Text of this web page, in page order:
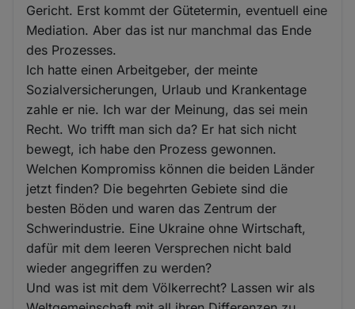
Gericht. Erst kommt der Gütetermin, eventuell eine
Mediation. Aber das ist nur manchmal das Ende
des Prozesses.
Ich hatte einen Arbeitgeber, der meinte
Sozialversicherungen, Urlaub und Krankentage
zahle er nie. Ich war der Meinung, das sei mein
Recht. Wo trifft man sich da? Er hat sich nicht
bewegt, ich habe den Prozess gewonnen.
Welchen Kompromiss können die beiden Länder
jetzt finden? Die begehrten Gebiete sind die
besten Böden und waren das Zentrum der
Schwerindustrie. Eine Ukraine ohne Wirtschaft,
dafür mit dem leeren Versprechen nicht bald
wieder angegriffen zu werden?
Und was ist mit dem Völkerrecht? Lassen wir als